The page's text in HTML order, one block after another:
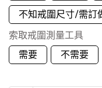
不知戒圍尺寸/需訂
索取戒圍測量工具
需要
不需要